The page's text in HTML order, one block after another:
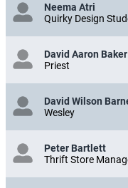
Neema Atri
Quirky Design
David Aaron Baker
Priest
David Wilson
Wesley
Peter Bartlett
Thrift Store